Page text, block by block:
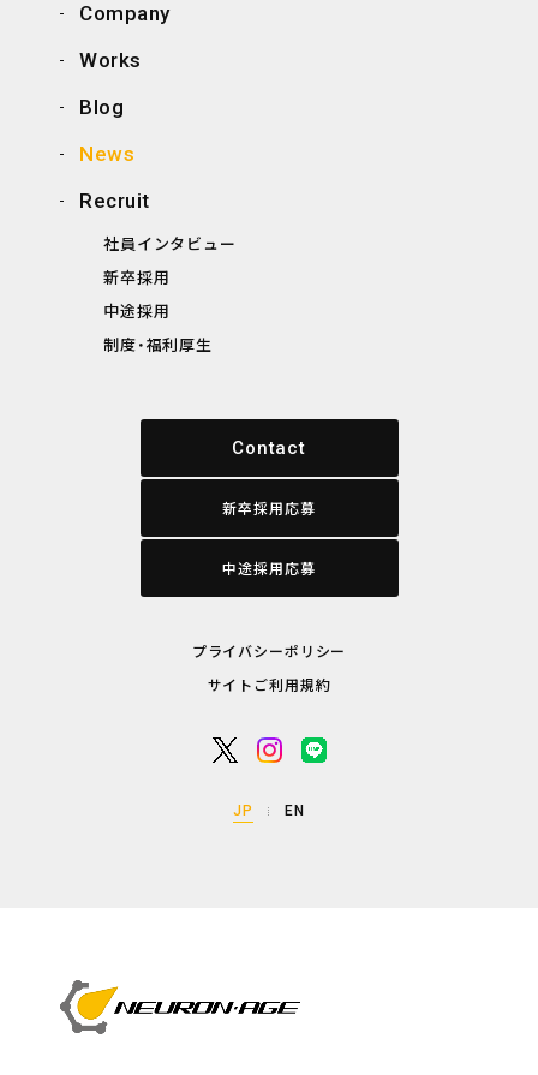
Company
Works
Blog
News
Recruit
社員インタビュー
新卒採用
中途採用
制度・福利厚生
Contact
新卒採用応募
中途採用応募
プライバシーポリシー
サイトご利用規約
JP EN